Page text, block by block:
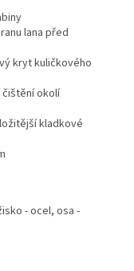
lana před
kryt kuličkového
okolí
kladkové
- ocel, osa -